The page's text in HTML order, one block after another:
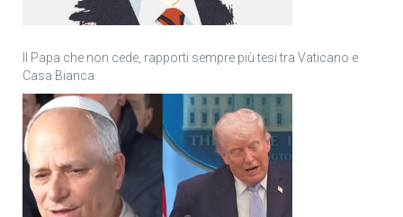
Il Papa che non cede, rapporti sempre più tesi tra Vaticano e
Casa Bianca